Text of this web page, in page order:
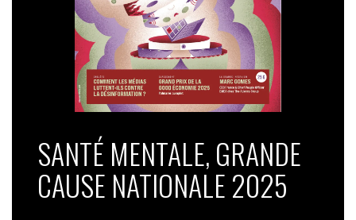
SANTÉ MENTALE, GRANDE
CAUSE NATIONALE 2025